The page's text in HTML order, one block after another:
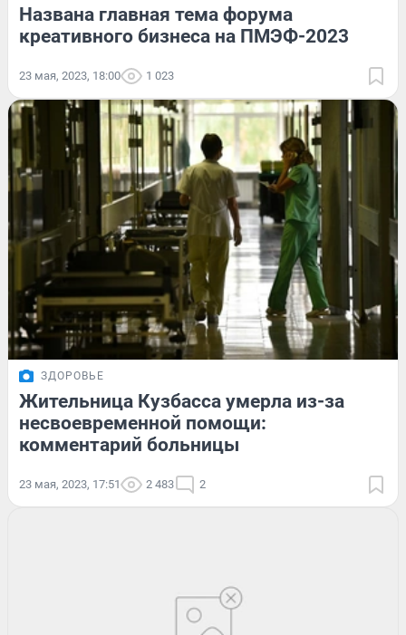
Названа главная тема форума
креативного бизнеса на ПМЭФ-2023
23 мая, 2023, 18:00 1 023
ЗДОРОВЬЕ
Жительница Кузбасса умерла из-за
несвоевременной помощи:
комментарий больницы
23 мая, 2023, 17:51 2 483 2